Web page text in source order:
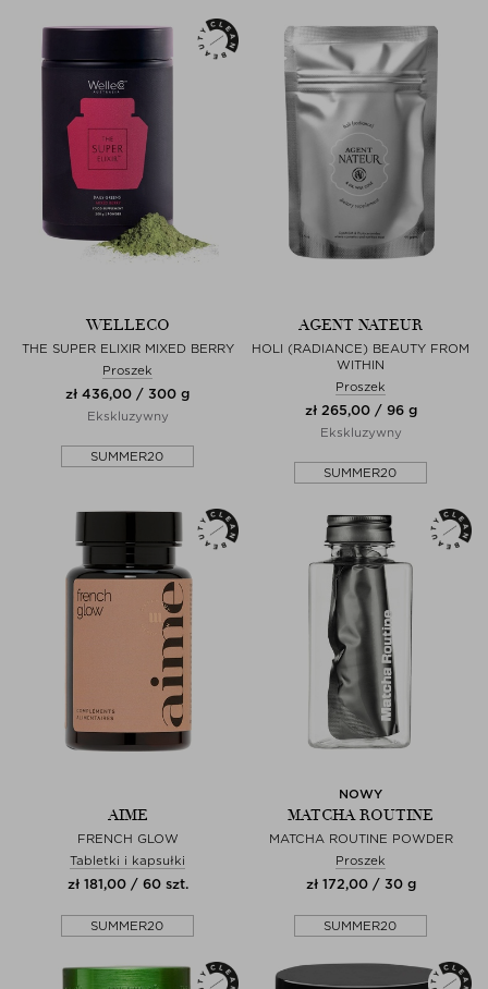
WELLECO
THE SUPER ELIXIR MIXED BERRY
Proszek
zł 436,00 / 300 g
Ekskluzywny
SUMMER20
AGENT NATEUR
HOLI (RADIANCE) BEAUTY FROM
WITHIN
Proszek
zł 265,00 / 96 g
Ekskluzywny
SUMMER20
AIME
FRENCH GLOW
Tabletki i kapsułki
zł 181,00 / 60 szt.
SUMMER20
NOWY
MATCHA ROUTINE
MATCHA ROUTINE POWDER
Proszek
zł 172,00 / 30 g
SUMMER20